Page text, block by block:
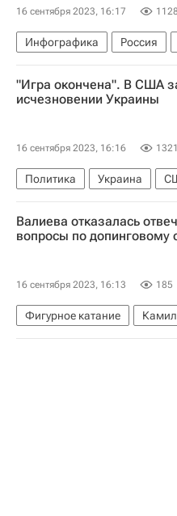
16 сентября 2023, 16:17
Инфографика Россия
Луганская Народная
Донецкая Народная
Вооруженные силы Украины
Вооруженные силы РФ
Министерство обороны РФ
Спецоперация
"Игра окончена". В США
исчезновении Украины
16 сентября 2023, 16:16
Политика Украина
Владимир Путин
Валиева отказалась
вопросы по допинговому
16 сентября 2023, 16:13 185
Фигурное катание